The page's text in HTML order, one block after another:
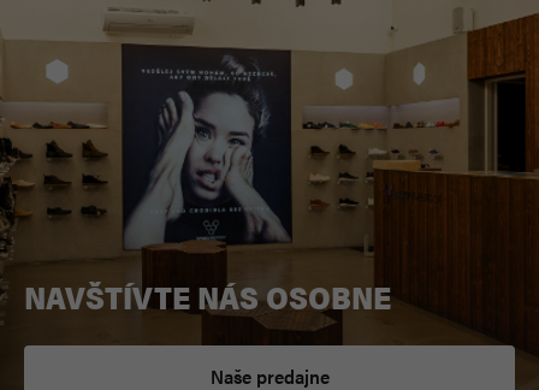
NAVŠTÍVTE NÁS OSOBNE
Naše predajne